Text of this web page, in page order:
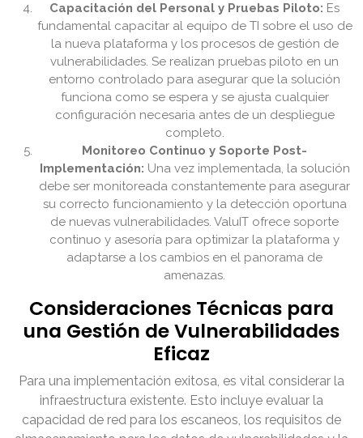
Capacitación del Personal y Pruebas Piloto: Es
fundamental capacitar al equipo de TI sobre el uso de
la nueva plataforma y los procesos de gestión de
vulnerabilidades. Se realizan pruebas piloto en un
entorno controlado para asegurar que la solución
funciona como se espera y se ajusta cualquier
configuración necesaria antes de un despliegue
completo.
Monitoreo Continuo y Soporte Post-
Implementación: Una vez implementada, la solución
debe ser monitoreada constantemente para asegurar
su correcto funcionamiento y la detección oportuna
de nuevas vulnerabilidades. ValuIT ofrece soporte
continuo y asesoría para optimizar la plataforma y
adaptarse a los cambios en el panorama de
amenazas.
Consideraciones Técnicas para
una Gestión de Vulnerabilidades
Eficaz
Para una implementación exitosa, es vital considerar la
infraestructura existente. Esto incluye evaluar la
capacidad de red para los escaneos, los requisitos de